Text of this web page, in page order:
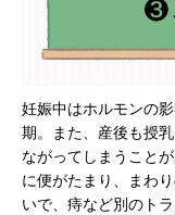
妊娠中はホルモンの
期。また、産後も授
ながってしまうこと
に便がたまり、まわ
いで、痔など別のト